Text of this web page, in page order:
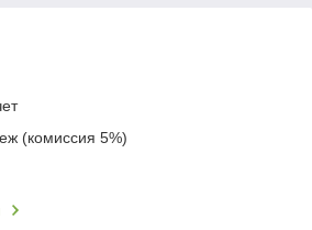
(комиссия 5%)